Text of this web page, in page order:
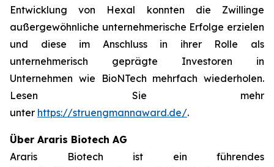
Entwicklung von Hexal konnten die Zwillinge
außergewöhnliche unternehmerische Erfolge erzielen
und diese im Anschluss in ihrer Rolle als
unternehmerisch geprägte Investoren in
Unternehmen wie BioNTech mehrfach wiederholen.
Lesen Sie mehr
unter https://struengmannaward.de/.
Über Araris Biotech AG
Araris Biotech ist ein führendes